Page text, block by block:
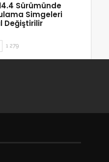
Sürümünde
Simgeleri
Değiştirilir
1 279